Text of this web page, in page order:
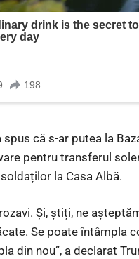
spus că s-ar putea la
pentru transferul
la Casa Albă.
Și, știți, ne
Se poate întâmpla
din nou”, a declarat